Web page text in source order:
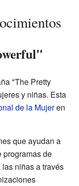
"The Pretty
y niñas. Esta
de la Mujeren
que ayudan a
programas de
niñas a través